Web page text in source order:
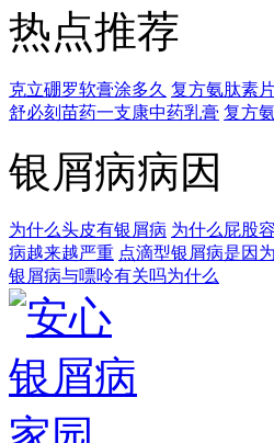
热点推荐
克立硼罗软膏涂多久 复方氨肽素
舒必刻苗药一支康中药乳膏 复方
银屑病病因
为什么头皮有银屑病 为什么屁股
病越来越严重 点滴型银屑病是因
银屑病与嘌呤有关吗为什么